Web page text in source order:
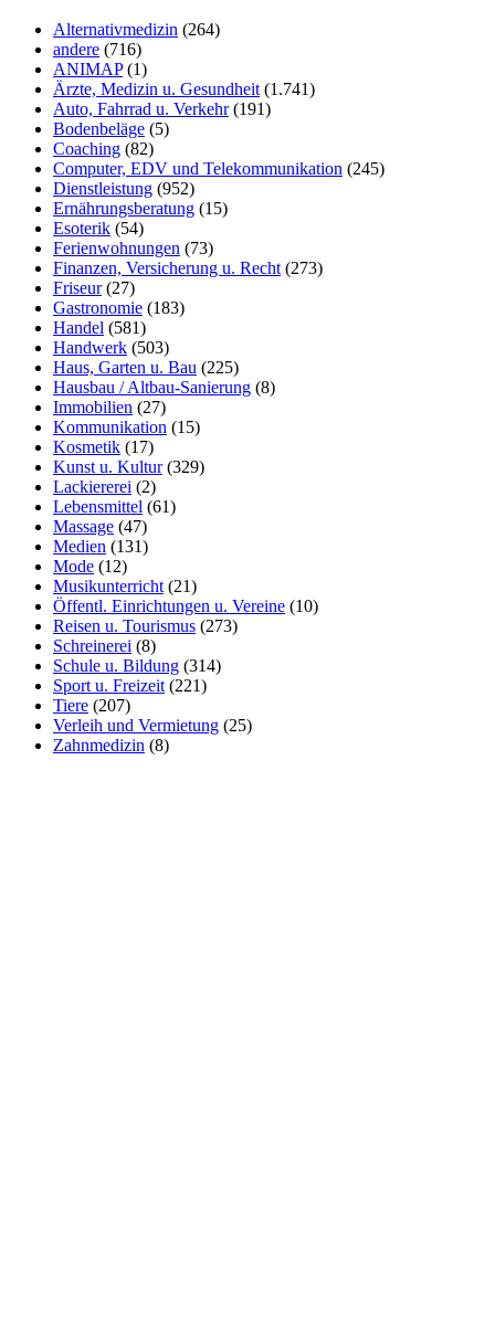
Alternativmedizin (264)
andere (716)
ANIMAP(1)
Ärzte, Medizin u. Gesundheit (1.741)
Auto, Fahrrad u. Verkehr(191)
Bodenbeläge (5)
Coaching (82)
Computer, EDV und Telekommunikation (245)
Dienstleistung (952)
Ernährungsberatung (15)
Esoterik (54)
Ferienwohnungen (73)
Finanzen, Versicherung u. Recht (273)
Friseur(27)
Gastronomie (183)
Handel (581)
Handwerk (503)
Haus, Garten u. Bau (225)
Hausbau / Altbau-Sanierung (8)
Immobilien (27)
Kommunikation (15)
Kosmetik (17)
Kunst u. Kultur(329)
Lackiererei (2)
Lebensmittel (61)
Massage (47)
Medien (131)
Mode (12)
Musikunterricht (21)
Öffentl. Einrichtungen u. Vereine (10)
Reisen u. Tourismus (273)
Schreinerei (8)
Schule u. Bildung (314)
Sport u. Freizeit (221)
Tiere (207)
Verleih und Vermietung (25)
Zahnmedizin (8)